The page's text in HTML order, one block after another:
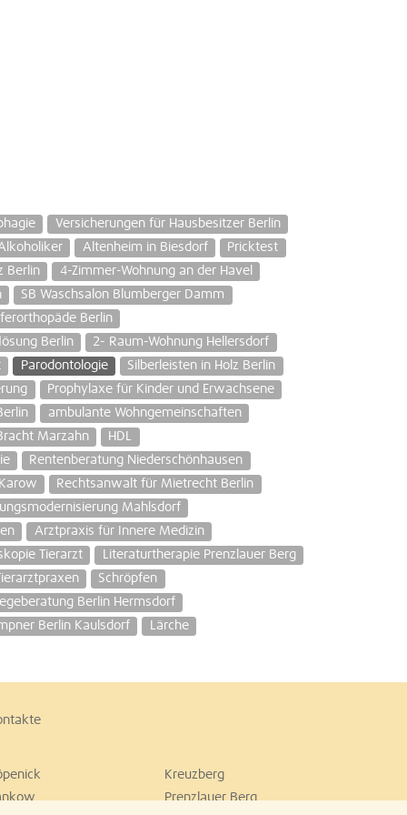
Versicherungen für Hausbesitzer Berlin
Altenheim in Biesdorf
Pricktest
Berlin
4-Zimmer-Wohnung an der Havel
SB Waschsalon Blumberger Damm
Berlin
Berlin
2- Raum-Wohnung Hellersdorf
Parodontologie
Silberleisten in Holz Berlin
Prophylaxe für Kinder und Erwachsene
ambulante Wohngemeinschaften
Marzahn
HDL
Rentenberatung Niederschönhausen
Rechtsanwalt für Mietrecht Berlin
Mahlsdorf
Arztpraxis für Innere Medizin
Tierarzt
Literaturtherapie Prenzlauer Berg
Schröpfen
Berlin Hermsdorf
Berlin Kaulsdorf
Lärche
Kreuzberg
Prenzlauer Berg